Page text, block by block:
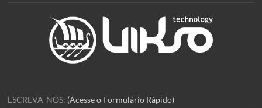
ESCREVA-NOS: (Acesse o Formulário Rápido)